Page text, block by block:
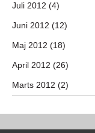
Juli 2012 (4)
Juni 2012 (12)
Maj 2012 (18)
April 2012 (26)
Marts 2012 (2)